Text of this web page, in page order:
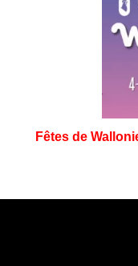
Fêtes de